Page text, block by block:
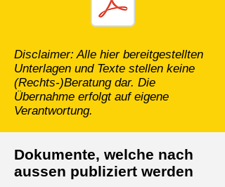
Disclaimer: Alle hier bereitgestellten
Unterlagen und Texte stellen keine
(Rechts-)Beratung dar. Die
Übernahme erfolgt auf eigene
Verantwortung.
Dokumente, welche nach
aussen publiziert werden